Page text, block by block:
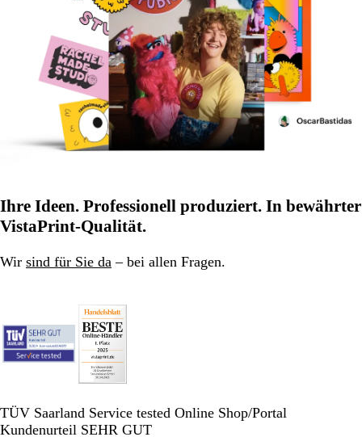
Ihre Ideen. Professionell produziert. In bewährter
VistaPrint-Qualität.
Wir sind für Sie da – bei allen Fragen.
TÜV Saarland Service tested Online Shop/Portal
Kundenurteil SEHR GUT